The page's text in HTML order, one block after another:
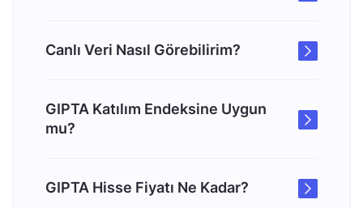
Canlı Veri Nasıl Görebilirim?
GIPTA Katılım Endeksine Uygun
mu?
GIPTA Hisse Fiyatı Ne Kadar?